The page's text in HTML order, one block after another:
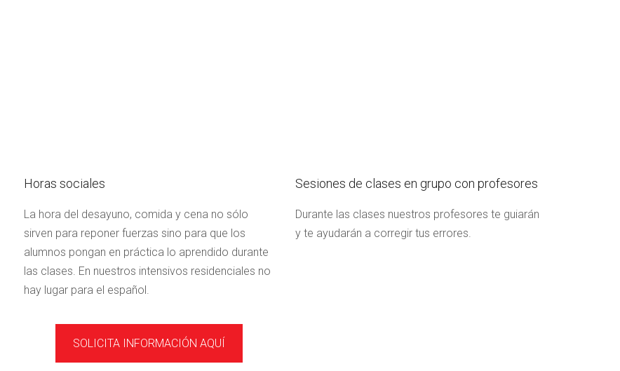
Horas sociales
La hora del desayuno, comida y cena no sólo
sirven para reponer fuerzas sino para que los
alumnos pongan en práctica lo aprendido durante
las clases. En nuestros intensivos residenciales no
hay lugar para el español.
Sesiones de clases en grupo con profesores
Durante las clases nuestros profesores te guiarán
y te ayudarán a corregir tus errores.
SOLICITA INFORMACIÓN AQUÍ